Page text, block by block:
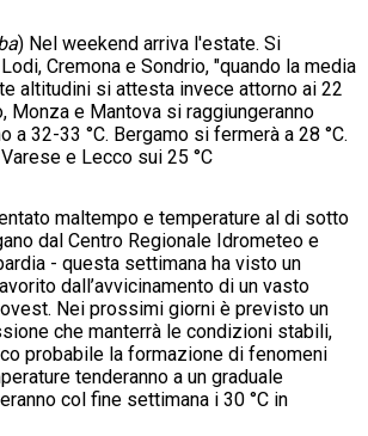
) Nel weekend arriva l'estate. Si
Cremona e Sondrio, "quando la media
altitudini si attesta invece attorno ai 22
Monza e Mantova si raggiungeranno
a 32-33 °C. Bergamo si fermerà a 28 °C.
e Lecco sui 25 °C
maltempo e temperature al di sotto
dal Centro Regionale Idrometeo e
- questa settimana ha visto un
dall’avvicinamento di un vasto
Nei prossimi giorni è previsto un
che manterrà le condizioni stabili,
probabile la formazione di fenomeni
tenderanno a un graduale
col fine settimana i 30 °C in